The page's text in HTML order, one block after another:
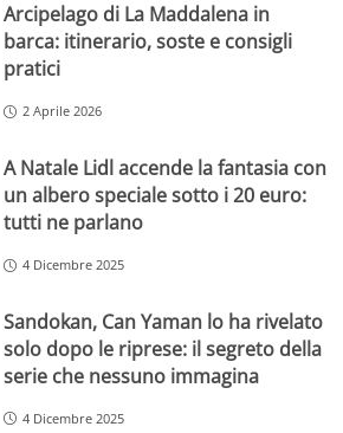
Arcipelago di La Maddalena in
barca: itinerario, soste e consigli
pratici
2 Aprile 2026
A Natale Lidl accende la fantasia con
un albero speciale sotto i 20 euro:
tutti ne parlano
4 Dicembre 2025
Sandokan, Can Yaman lo ha rivelato
solo dopo le riprese: il segreto della
serie che nessuno immagina
4 Dicembre 2025